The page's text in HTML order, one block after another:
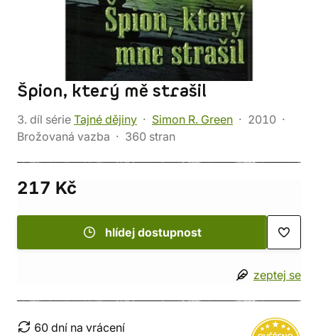
Špion, který mě strašil
3. díl série Tajné dějiny Simon R. Green
2010
Brožovaná vazba
360 stran
217 Kč
hlídej dostupnost
zeptej se
60 dní na vrácení